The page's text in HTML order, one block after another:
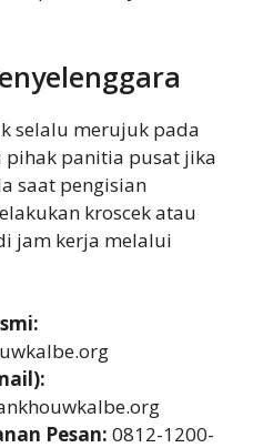
selalu merujuk pada
panitia pusat jika
saat pengisian
kroscek atau
jam kerja melalui
Pesan: 0812-1200-